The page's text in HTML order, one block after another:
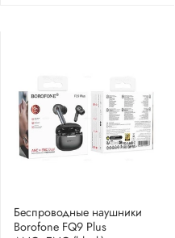
Беспроводные наушники
Borofone FQ9 Plus